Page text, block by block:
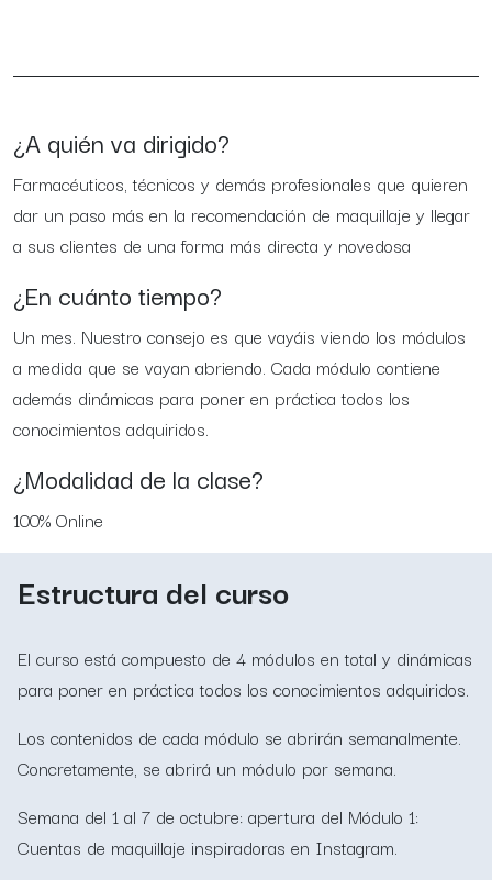
¿A quién va dirigido?
Farmacéuticos, técnicos y demás profesionales que quieren
dar un paso más en la recomendación de maquillaje y llegar
a sus clientes de una forma más directa y novedosa
¿En cuánto tiempo?
Un mes. Nuestro consejo es que vayáis viendo los módulos
a medida que se vayan abriendo. Cada módulo contiene
además dinámicas para poner en práctica todos los
conocimientos adquiridos.
¿Modalidad de la clase?
100% Online
Estructura del curso
El curso está compuesto de 4 módulos en total y dinámicas
para poner en práctica todos los conocimientos adquiridos.
Los contenidos de cada módulo se abrirán semanalmente.
Concretamente, se abrirá un módulo por semana.
Semana del 1 al 7 de octubre: apertura del Módulo 1:
Cuentas de maquillaje inspiradoras en Instagram.